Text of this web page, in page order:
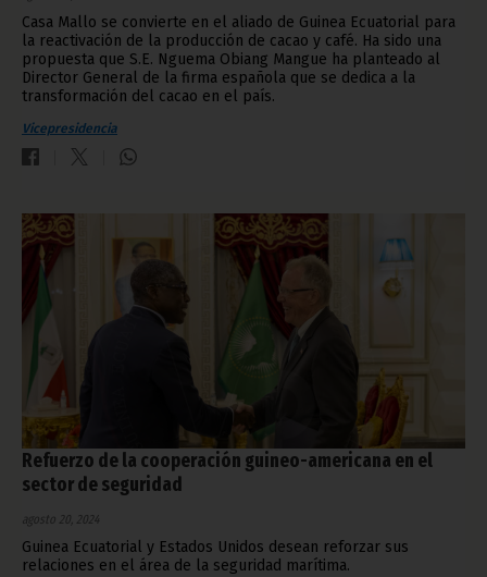
Casa Mallo se convierte en el aliado de Guinea Ecuatorial para
la reactivación de la producción de cacao y café. Ha sido una
propuesta que S.E. Nguema Obiang Mangue ha planteado al
Director General de la firma española que se dedica a la
transformación del cacao en el país.
Vicepresidencia
Refuerzo de la cooperación guineo-americana en el
sector de seguridad
agosto 20, 2024
Guinea Ecuatorial y Estados Unidos desean reforzar sus
relaciones en el área de la seguridad marítima.